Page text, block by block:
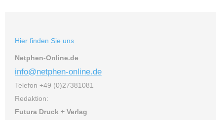
Hier finden Sie uns
Netphen-Online.de
info@netphen-online.de
Telefon +49 (0)27381081
Redaktion:
Futura Druck + Verlag